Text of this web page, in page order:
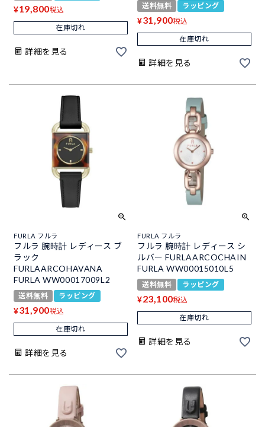
¥19,800税込
在庫切れ
詳細を見る
送料無料 ラッピング
¥31,900税込
在庫切れ
詳細を見る
FURLA フルラ
フルラ 腕時計 レディース ブ
ラック
FURLAARCOHAVANA
FURLA WW00017009L2
送料無料 ラッピング
¥31,900税込
在庫切れ
詳細を見る
FURLA フルラ
フルラ 腕時計 レディース シ
ルバー FURLAARCOCHAIN
FURLA WW00015010L5
送料無料 ラッピング
¥23,100税込
在庫切れ
詳細を見る